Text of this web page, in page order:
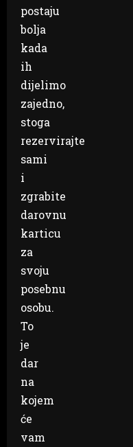
postaju
bolja
kada
ih
dijelimo
zajedno,
stoga
rezervirajte
sami
i
zgrabite
darovnu
karticu
za
svoju
posebnu
osobu.
To
je
dar
na
kojem
će
vam